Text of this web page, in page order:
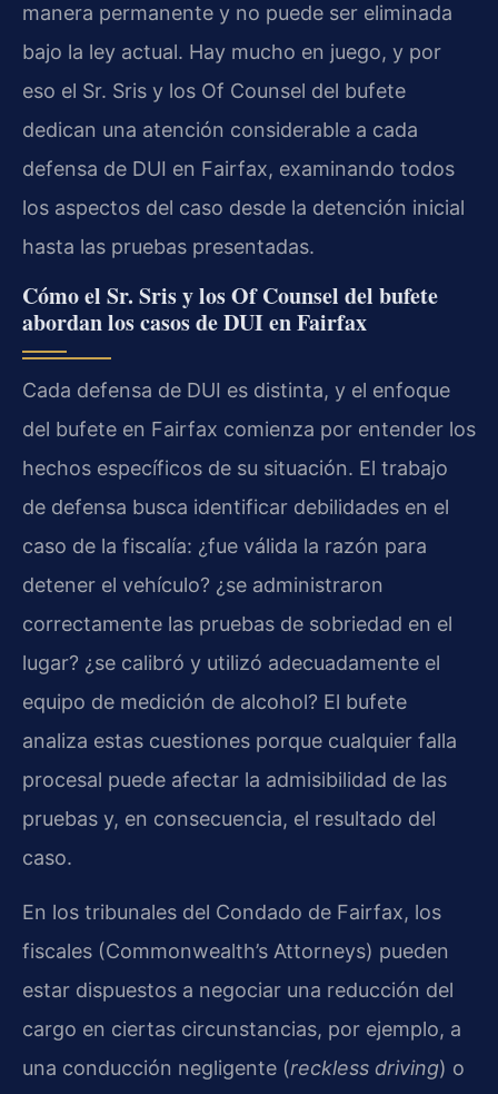
manera permanente y no puede ser eliminada
bajo la ley actual. Hay mucho en juego, y por
eso el Sr. Sris y los Of Counsel del bufete
dedican una atención considerable a cada
defensa de DUI en Fairfax, examinando todos
los aspectos del caso desde la detención inicial
hasta las pruebas presentadas.
Cómo el Sr. Sris y los Of Counsel del bufete
abordan los casos de DUI en Fairfax
Cada defensa de DUI es distinta, y el enfoque
del bufete en Fairfax comienza por entender los
hechos específicos de su situación. El trabajo
de defensa busca identificar debilidades en el
caso de la fiscalía: ¿fue válida la razón para
detener el vehículo? ¿se administraron
correctamente las pruebas de sobriedad en el
lugar? ¿se calibró y utilizó adecuadamente el
equipo de medición de alcohol? El bufete
analiza estas cuestiones porque cualquier falla
procesal puede afectar la admisibilidad de las
pruebas y, en consecuencia, el resultado del
caso.
En los tribunales del Condado de Fairfax, los
fiscales (Commonwealth’s Attorneys) pueden
estar dispuestos a negociar una reducción del
cargo en ciertas circunstancias, por ejemplo, a
una conducción negligente (reckless driving) o